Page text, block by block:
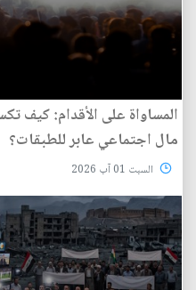
المساواة على الأقدام: كيف
مال اجتماعي عابر للطبقات؟
السبت 01 آب 2026